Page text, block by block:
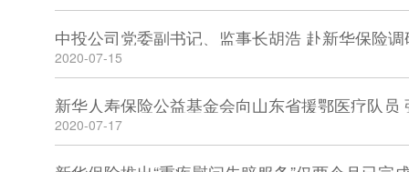
中投公司党委副书记、监事长胡浩 赴新华保险调
2020-07-15
2020-07-17